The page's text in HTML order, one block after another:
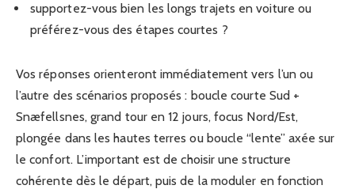
supportez-vous bien les longs trajets en voiture ou
préférez-vous des étapes courtes ?
Vos réponses orienteront immédiatement vers l’un ou
l’autre des scénarios proposés : boucle courte Sud +
Snæfellsnes, grand tour en 12 jours, focus Nord/Est,
plongée dans les hautes terres ou boucle “lente” axée sur
le confort. L’important est de choisir une structure
cohérente dès le départ, puis de la moduler en fonction